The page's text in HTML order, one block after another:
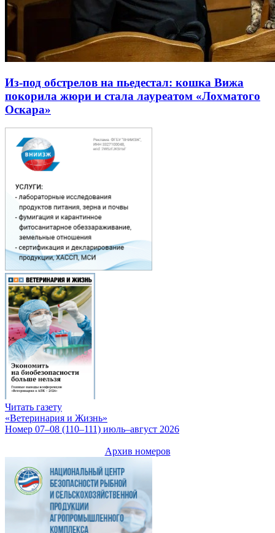
Из-под обстрелов на пьедестал: кошка Вижа
покорила жюри и стала лауреатом «Лохматого
Оскара»
Читать газету
«Ветеринария и Жизнь»
Номер 07–08 (110–111) июль–август 2026
Архив номеров